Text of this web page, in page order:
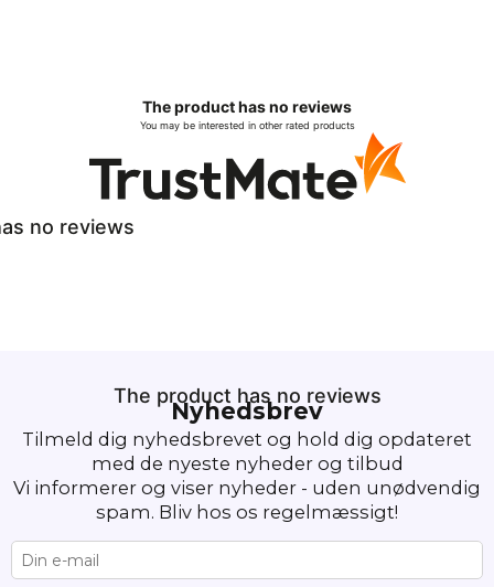
The product has no reviews
You may be interested in other rated products
no reviews
The product has no reviews
Nyhedsbrev
Tilmeld dig nyhedsbrevet og hold dig opdateret
med de nyeste nyheder og tilbud
Vi informerer og viser nyheder - uden unødvendig
spam. Bliv hos os regelmæssigt!